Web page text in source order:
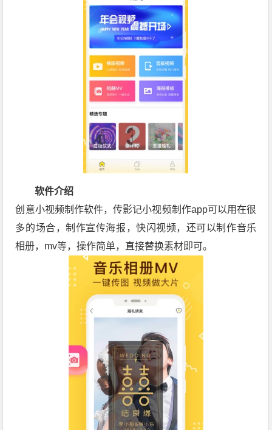
软件介绍
创意小视频制作软件，传影记小视频制作app可以用在很
多的场合，制作宣传海报，快闪视频，还可以制作音乐
相册，mv等，操作简单，直接替换素材即可。